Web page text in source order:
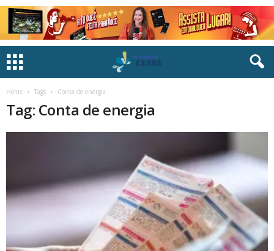
Home Tags Conta de energia
Tag: Conta de energia